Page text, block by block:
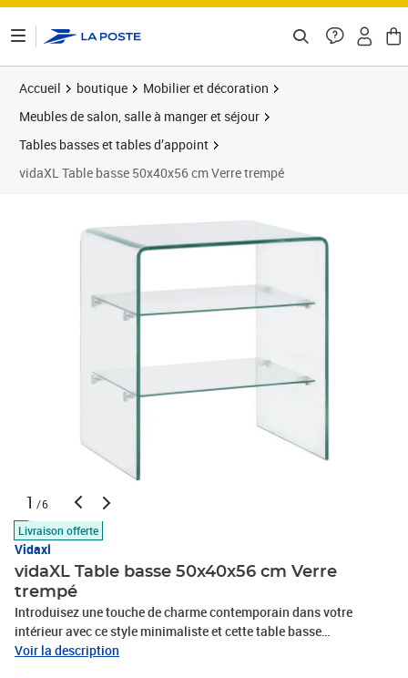
Accueil boutique
Mobilier et décoration
Meubles de salon, salle à manger et séjour
Tables basses et tables d’appoint
vidaXL Table basse 50x40x56 cm Verre trempé
1 /6
Livraison offerte
Vidaxl
vidaXL Table basse 50x40x56 cm Verre
trempé
Introduisez une touche de charme contemporain dans votre
intérieur avec ce style minimaliste et cette table basse
intemporelle ! La table de canapé est faite de verre de sécurité
Voir la description